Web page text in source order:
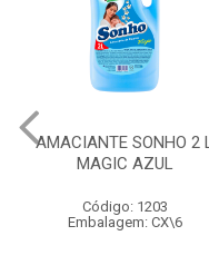
AMACIANTE SONHO 2 L
MAGIC AZUL
Código: 1203
Embalagem: CX\6